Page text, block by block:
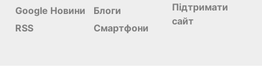
Google Новини
RSS
Блоги
Смартфони
Підтримати
сайт